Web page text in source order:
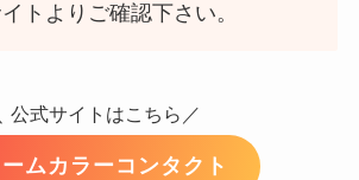
トよりご確認下さい。
公式サイトはこちら／
ムカラーコンタクト